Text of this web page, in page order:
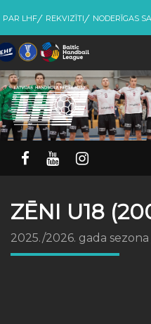
PAR LHF REKVIZĪTI NODERĪGAS
ZĒNI U18
2025./2026. gada